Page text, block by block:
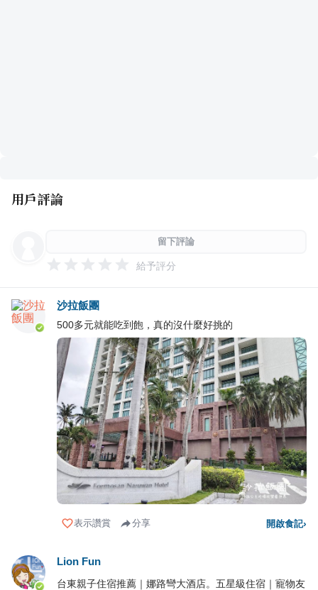
用戶評論
留下評論
給予評分
沙拉飯團
500多元就能吃到飽，真的沒什麼好挑的
表示讚賞 分享 開啟食記›
Lion Fun
台東親子住宿推薦｜娜路彎大酒店。五星級住宿｜寵物友